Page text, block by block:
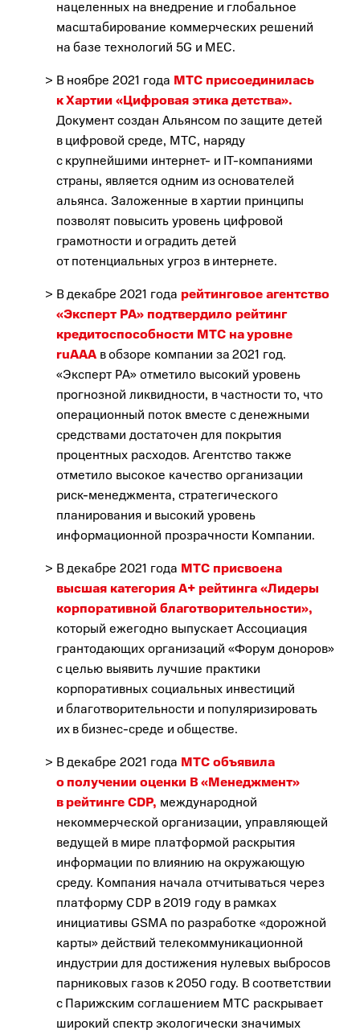
нацеленных на внедрение и глобальное
масштабирование коммерческих решений
на базе технологий 5G и MEC.
В ноябре 2021 года МТС присоединилась
к Хартии «Цифровая этика детства».
Документ создан Альянсом по защите детей
в цифровой среде, МТС, наряду
с крупнейшими интернет- и IТ-компаниями
страны, является одним из основателей
альянса. Заложенные в хартии принципы
позволят повысить уровень цифровой
грамотности и оградить детей
от потенциальных угроз в интернете.
В декабре 2021 года рейтинговое агентство
«Эксперт РА» подтвердило рейтинг
кредитоспособности МТС на уровне
ruAAA в обзоре компании за 2021 год.
«Эксперт РА» отметило высокий уровень
прогнозной ликвидности, в частности то, что
операционный поток вместе с денежными
средствами достаточен для покрытия
процентных расходов. Агентство также
отметило высокое качество организации
риск-менеджмента, стратегического
планирования и высокий уровень
информационной прозрачности Компании.
В декабре 2021 года МТС присвоена
высшая категория А+ рейтинга «Лидеры
корпоративной благотворительности»,
который ежегодно выпускает Ассоциация
грантодающих организаций «Форум доноров»
с целью выявить лучшие практики
корпоративных социальных инвестиций
и благотворительности и популяризировать
их в бизнес-среде и обществе.
В декабре 2021 года МТС объявила
о получении оценки В «Менеджмент»
в рейтинге CDP, международной
некоммерческой организации, управляющей
ведущей в мире платформой раскрытия
информации по влиянию на окружающую
среду. Компания начала отчитываться через
платформу CDP в 2019 году в рамках
инициативы GSMA по разработке «дорожной
карты» действий телекоммуникационной
индустрии для достижения нулевых выбросов
парниковых газов к 2050 году. В соответствии
с Парижским соглашением МТС раскрывает
широкий спектр экологически значимых